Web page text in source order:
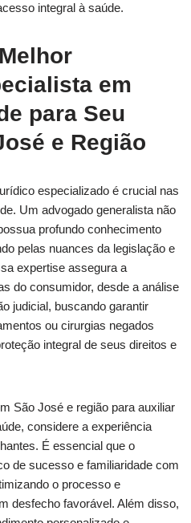
integral à saúde.
em
para Seu
e Região
especializado é crucial nas
Um advogado generalista não
profundo conhecimento
pelas nuances da legislação e
expertise assegura a
do consumidor, desde a análise
judicial, buscando garantir
ou cirurgias negados
integral de seus direitos e
São José e região para auxiliar
considere a experiência
É essencial que o
de sucesso e familiaridade com
o processo e
desfecho favorável. Além disso,